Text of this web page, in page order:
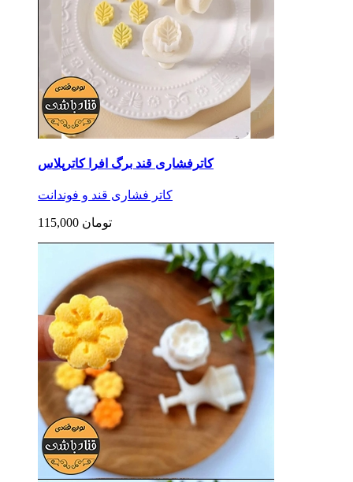
کاترفشاری قند برگ افرا کاترپلاس
کاتر فشاری قند و فوندانت
115,000 تومان